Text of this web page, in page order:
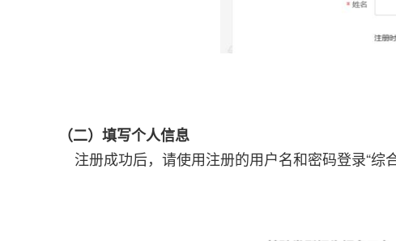
（二）填写个人信息
注册成功后，请使用注册的用户名和密码登录“综